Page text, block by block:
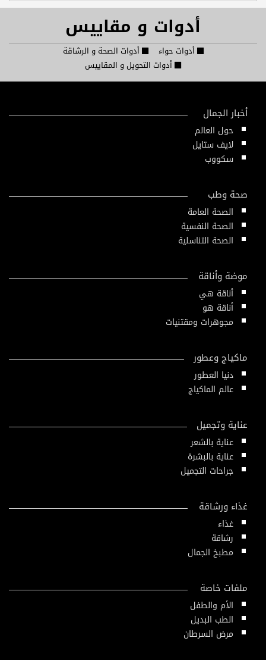
أدوات و مقاييس
أدوات حواء
أدوات الصحة و الرشاقة
أدوات التحويل و المقاييس
أخبار الجمال
حول العالم
لايف ستايل
سكووب
صحة وطب
الصحة العامة
الصحة النفسية
الصحة التناسلية
موضة وأناقة
أناقة هي
أناقة هو
مجوهرات ومقتنيات
ماكياج وعطور
دنيا العطور
عالم الماكياج
عناية وتجميل
عناية بالشعر
عناية بالبشرة
جراحات التجميل
غذاء ورشاقة
غذاء
رشاقة
مطبخ الجمال
ملفات خاصة
الأم والطفل
الطب البديل
مرض السرطان